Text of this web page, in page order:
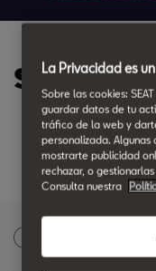
Servicios
Seg. Protección
Solicita
La Privacidad es
Sobre las cookies:
guardar datos de tu
tráfico de la web y
personalizada.
mostrarte publicidad
rechazar, o
Consulta nuestra